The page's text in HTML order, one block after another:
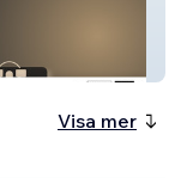
Visa mer